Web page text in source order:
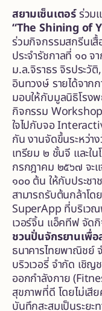
สยามเซ็นเตอร์ร่วม
“The Shining of
ร่วมกิจกรรมสกรีนเ
ประจำรัชกาลที่ ๑๐
ม.ล.จิราธร จิรประ
อินทวงษ์ รายได้จาก
มอบให้กับมูลนิธิโรง
กิจกรรม
ใจไปกับจอ
กัน งานจัดขึ้นระหว่
เทรียม ๒ ชั้นจี และใ
กรกฎาคม ๒๕๖๗ จะ
๑๐๐ ต้น ให้กับประชา
สามารถรับต้นกล้าโ
SuperApp ที่บริเว
เวอร์จิ้น แอ็คทีฟ จัด
ชวนปั่นจักรยานเพื่
ธนาคารไทยพาณิชย์
บริวเวอรี่ จำกัด เชิ
ออกกำลังกาย
สุขภาพที่ดี โดยไม่เสี
บันทึกสะสมเป็นระยะ